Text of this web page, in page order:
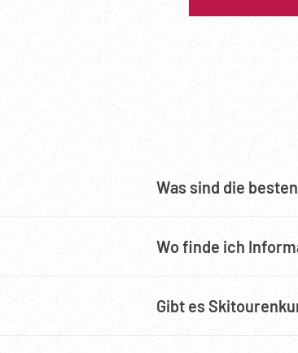
Was sind die
Wo finde ich
Gibt es